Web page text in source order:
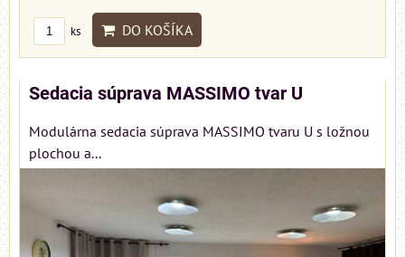
ks DO KOŠÍKA
Sedacia súprava MASSIMO tvar U
Modulárna sedacia súprava MASSIMO tvaru U s ložnou
plochou a...